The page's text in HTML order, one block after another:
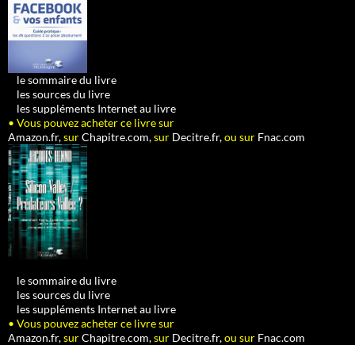
le sommaire du livre
les sources du livre
les suppléments Internet au livre
• Vous pouvez acheter ce livre sur
Amazon.fr,surChapitre.com,sur Decitre.fr,ou sur Fnac.com
le sommaire du livre
les sources du livre
les suppléments Internet au livre
• Vous pouvez acheter ce livre sur
Amazon.fr,surChapitre.com,sur Decitre.fr,ou sur Fnac.com